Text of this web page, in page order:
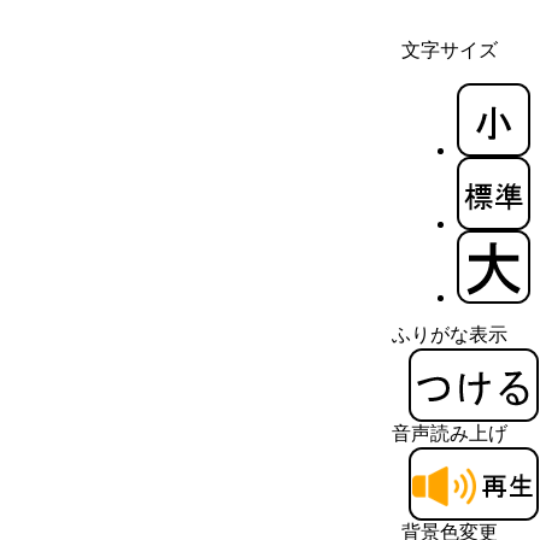
文字サイズ
ふりがな表示
音声読み上げ
背景色変更